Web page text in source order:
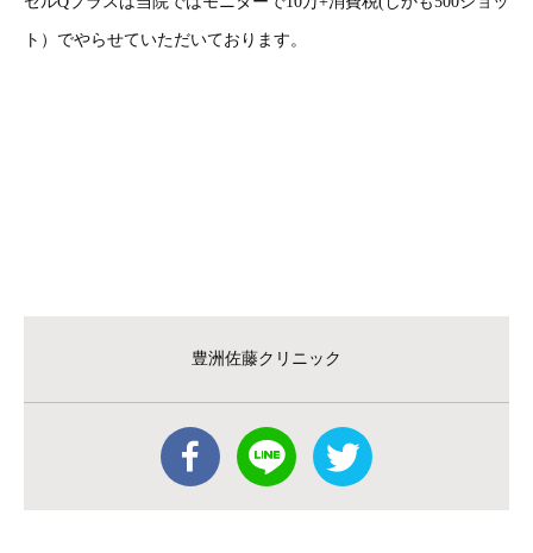
ト）でやらせていただいております。
豊洲佐藤クリニック